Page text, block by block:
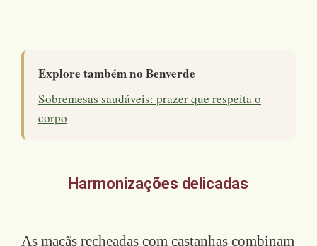
Explore também no Benverde
Sobremesas saudáveis: prazer que respeita o
corpo
Harmonizações delicadas
As maçãs recheadas com castanhas combinam